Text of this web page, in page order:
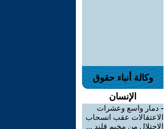
وكالة أنباء حقوق
الإنسان
- دمار واسع وعشرات
الاعتقالات عقب انسحاب
الاحتلال من مخيم قلند ...